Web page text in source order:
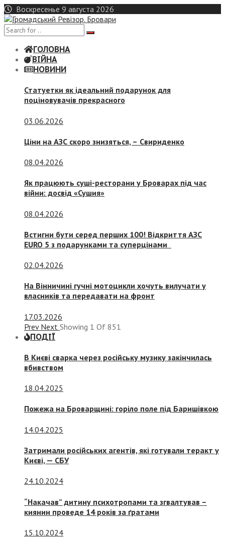
Skip
to
content
Воскресенье 9 августа 2026
ГОЛОВНА
ВІЙНА
НОВИНИ
Статуетки як ідеальний подарунок для
поціновувачів прекрасного
03.06.2026
Ціни на АЗС скоро знизяться, – Свириденко
08.04.2026
Як працюють суші-ресторани у Броварах під час
війни: досвід «Сушия»
08.04.2026
Встигни бути серед перших 100! Відкриття АЗС
EURO 5 з подарунками та суперцінами
02.04.2026
На Вінничині гучні мотоцикли хочуть вилучати у
власників та передавати на фронт
17.03.2026
Prev Next Showing 1 Of 851
ПОДІЇ
В Києві сварка через російську музику закінчилась
вбивством
18.04.2025
Пожежа на Броварщині: горіло поле під Баришівкою
14.04.2025
Затримали російських агентів, які готували теракт у
Києві, — СБУ
24.10.2024
“Накачав” дитину психотропами та згвалтував –
киянин проведе 14 років за ґратами
15.10.2024